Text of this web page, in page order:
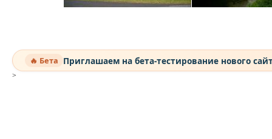
🔥 Бета Приглашаем на бета-тестирование нового
>